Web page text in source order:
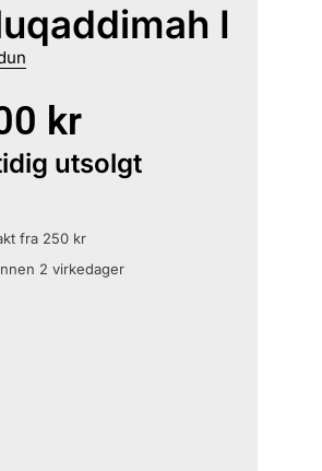
I
kr
utsolgt
fra 250 kr
2 virkedager